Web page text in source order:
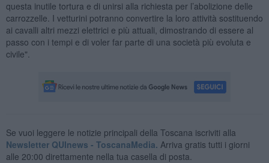
questa inutile tortura e di unirsi alla richiesta per l’abolizione delle
carrozzelle. I vetturini potranno convertire la loro attività sostituendo
ai cavalli altri mezzi elettrici e più attuali, dimostrando di essere al
passo con i tempi e di voler far parte di una società più evoluta e
civile".
Se vuoi leggere le notizie principali della Toscana iscriviti alla
Newsletter QUInews - ToscanaMedia. Arriva gratis tutti i giorni
alle 20:00 direttamente nella tua casella di posta.